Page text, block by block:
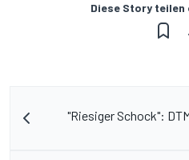
Diese Story
"Riesiger Schock":